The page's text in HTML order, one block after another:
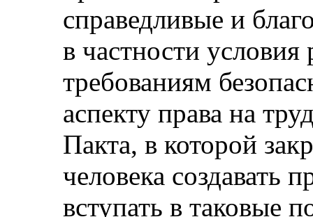
справедливые и
в частности
требованиям
аспекту права на
Пакта, в которой
человека создавать
вступать в таковые